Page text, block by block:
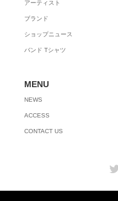
アーティスト
ブランド
ショップニュース
バンド Tシャツ
MENU
NEWS
ACCESS
CONTACT US